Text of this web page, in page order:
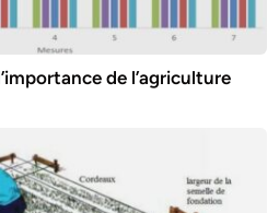
de l’agriculture